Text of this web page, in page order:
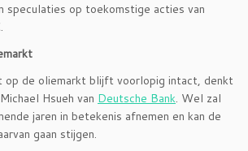
speculaties op toekomstige acties van
op de oliemarkt blijft voorlopig intact, denkt
Hsueh van Deutsche Bank. Wel zal
jaren in betekenis afnemen en kan de
gaan stijgen.